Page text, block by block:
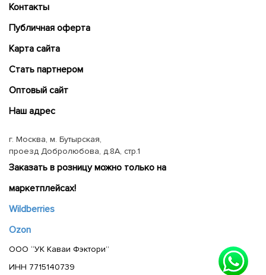
Контакты
Публичная оферта
Карта сайта
Cтать партнером
Оптовый сайт
Наш адрес
г. Москва, м. Бутырская,
проезд Добролюбова, д.8А, стр.1
Заказать в розницу можно только на
маркетплейсах!
Wildberries
Ozon
ООО “УК Каваи Фэктори”
ИНН 7715140739